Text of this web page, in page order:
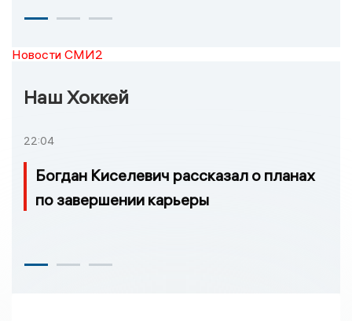
Новости СМИ2
Наш Хоккей
22:04
Богдан Киселевич рассказал о планах
по завершении карьеры